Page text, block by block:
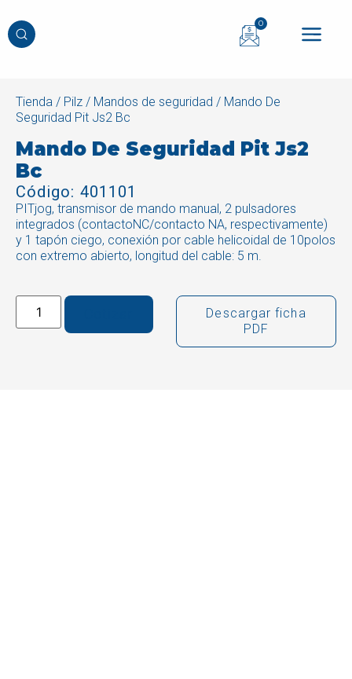
0
Tienda / Pilz / Mandos de seguridad / Mando De
Seguridad Pit Js2 Bc
Mando De Seguridad Pit Js2
Bc
Código: 401101
PITjog, transmisor de mando manual, 2 pulsadores
integrados (contactoNC/contacto NA, respectivamente)
y 1 tapón ciego, conexión por cable helicoidal de 10polos
con extremo abierto, longitud del cable: 5 m.
Descargar ficha
PDF